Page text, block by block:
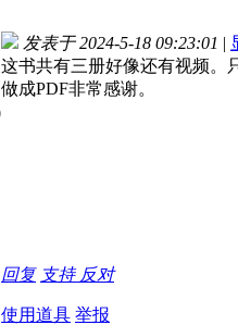
发表于 2024-5-18 09:23:01 |
这书共有三册好像还有视频。
做成PDF非常感谢。
回复 支持 反对
使用道具 举报